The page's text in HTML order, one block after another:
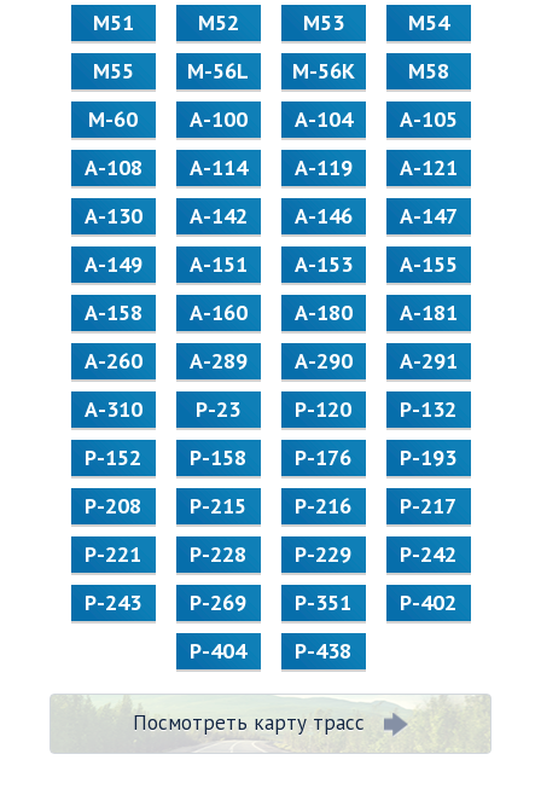
М51
М52 М53
М54
М55
M-56L M-56K
М58
M-60
А-100 А-104
А-105
А-108
А-114 А-119
А-121
А-130
А-142 А-146
А-147
А-149
А-151 А-153
А-155
А-158
А-160 А-180
А-181
А-260
А-289 А-290
А-291
А-310
Р-23 Р-120
Р-132
Р-152
Р-158 Р-176
Р-193
Р-208
Р-215 Р-216
Р-217
Р-221
Р-228 Р-229
Р-242
Р-243
Р-269 Р-351
Р-402
Р-404
Р-438
Посмотреть карту трасс